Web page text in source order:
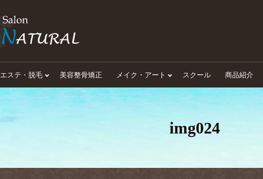
エステ・脱毛 美容整骨矯正 メイク・アート スクール 商品紹介
img024